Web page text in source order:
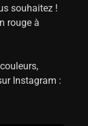
souhaitez !
rouge à
Instagram :